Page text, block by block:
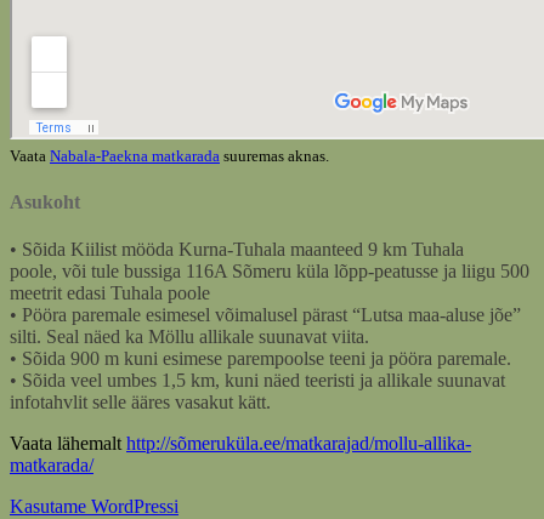
Vaata Nabala-Paekna matkarada suuremas aknas.
Asukoht
• Sõida Kiilist mööda Kurna-Tuhala maanteed 9 km Tuhala
poole, või tule bussiga 116A Sõmeru küla lõpp-peatusse ja liigu 500
meetrit edasi Tuhala poole
• Pööra paremale esimesel võimalusel pärast “Lutsa maa-aluse jõe”
silti. Seal näed ka Möllu allikale suunavat viita.
• Sõida 900 m kuni esimese parempoolse teeni ja pööra paremale.
• Sõida veel umbes 1,5 km, kuni näed teeristi ja allikale suunavat
infotahvlit selle ääres vasakut kätt.
Vaata lähemalt http://sõmeruküla.ee/matkarajad/mollu-allika-
matkarada/
Kasutame WordPressi